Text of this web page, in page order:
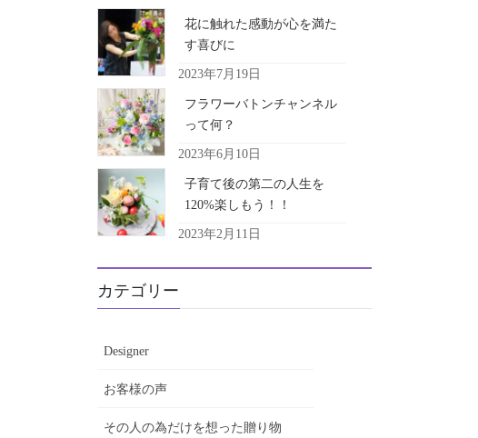
花に触れた感動が心を満た
す喜びに
2023年7月19日
フラワーバトンチャンネル
って何？
2023年6月10日
子育て後の第二の人生を
120%楽しもう！！
2023年2月11日
カテゴリー
Designer
お客様の声
その人の為だけを想った贈り物